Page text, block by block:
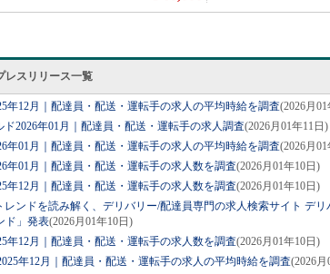
レスリリース一覧
年12月｜配達員・配送・運転手の求人の平均時給を調査(2026月
ド2026年01月｜配達員・配送・運転手の求人調査(2026月01年11日)
年01月｜配達員・配送・運転手の求人の平均時給を調査(2026月
年01月｜配達員・配送・運転手の求人数を調査(2026月01年10日)
年12月｜配達員・配送・運転手の求人数を調査(2026月01年10日)
レンドを読み解く、デリバリー/配達員専門の求人検索サイト デリ
ド」発表(2026月01年10日)
年12月｜配達員・配送・運転手の求人数を調査(2026月01年10日)
年12月｜配達員・配送・運転手の求人の平均時給を調査(2026